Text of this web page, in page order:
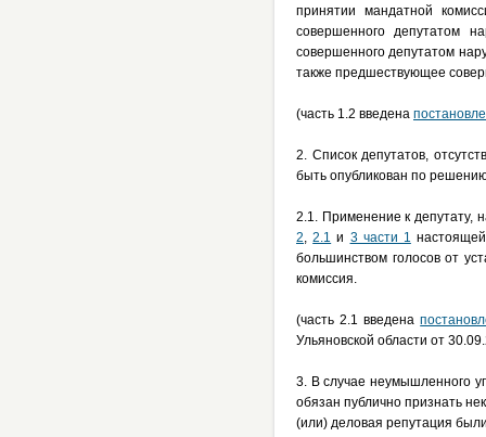
принятии мандатной
совершенного депутатом
совершенного депутатом
также предшествующее
(часть 1.2 введена
2. Список депутатов,
быть опубликован по
2.1. Применение к депутату,
2,2.1 и 3 части 1
большинством голосов от
комиссия.
(часть 2.1 введена
Ульяновской области от
3. В случае неумышленного
обязан публично признать
(или) деловая репутация